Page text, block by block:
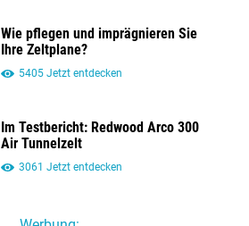
Wie pflegen und imprägnieren Sie
Ihre Zeltplane?
5405 Jetzt entdecken
Im Testbericht: Redwood Arco 300
Air Tunnelzelt
3061 Jetzt entdecken